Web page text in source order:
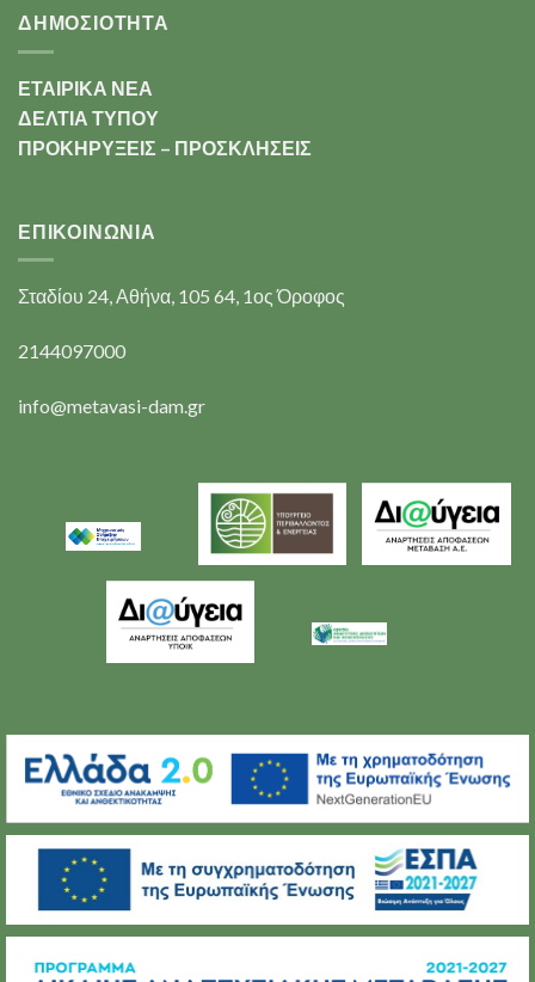
ΔΗΜΟΣΙΟΤΗΤΑ
ΕΤΑΙΡΙΚΑ ΝΕΑ
ΔΕΛΤΙΑ ΤΥΠΟΥ
ΠΡΟΚΗΡΥΞΕΙΣ – ΠΡΟΣΚΛΗΣΕΙΣ
ΕΠΙΚΟΙΝΩΝΊΑ
Σταδίου 24, Αθήνα, 105 64, 1ος Όροφος
2144097000
info@metavasi-dam.gr